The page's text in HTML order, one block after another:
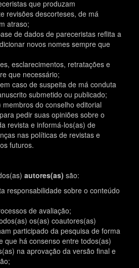
que produzam
revisões descorteses, de má
atraso;
de dados de pareceristas reflita a
novos nomes sempre que
esclarecimentos, retratações e
que necessário;
caso de suspeita de má conduta
submetido ou publicado;
do conselho editorial
pedir suas opiniões sobre o
revista e informá-los(as) de
nas políticas de revistas e
futuros.
autores(as) são:
responsabilidade sobre o conteúdo
de avaliação;
os(as) coautores(as)
participado da pesquisa de forma
que há consenso entre todos(as)
na aprovação da versão final e